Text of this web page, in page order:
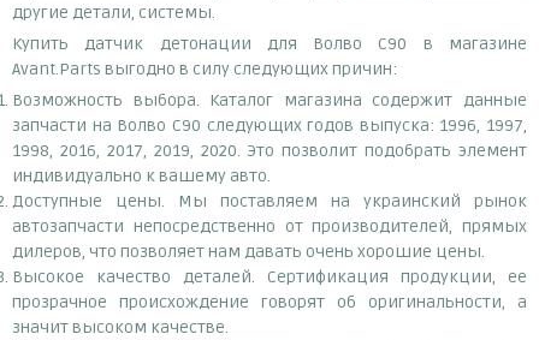
другие детали, системы.
Купить датчик детонации для Волво С90 в магазине
Avant.Parts выгодно в силу следующих причин:
Возможность выбора. Каталог магазина содержит данные
запчасти на Волво С90 следующих годов выпуска: 1996, 1997,
1998, 2016, 2017, 2019, 2020. Это позволит подобрать элемент
индивидуально к вашему авто.
Доступные цены. Мы поставляем на украинский рынок
автозапчасти непосредственно от производителей, прямых
дилеров, что позволяет нам давать очень хорошие цены.
Высокое качество деталей. Сертификация продукции, ее
прозрачное происхождение говорят об оригинальности, а
значит высоком качестве.